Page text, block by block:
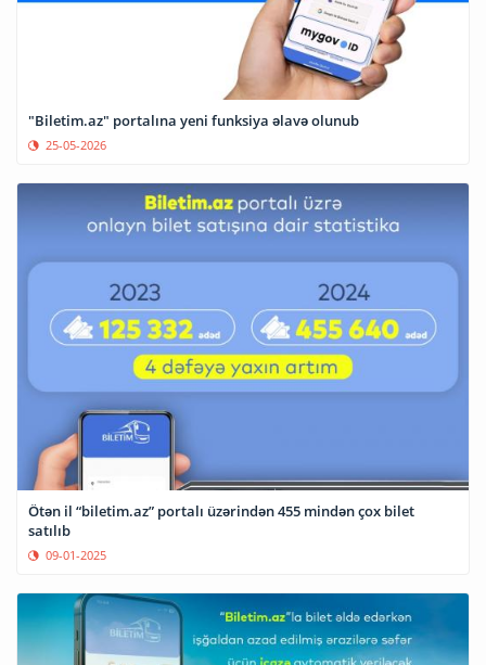
"Biletim.az" portalına yeni funksiya əlavə olunub
25-05-2026
Ötən il “biletim.az” portalı üzərindən 455 mindən çox bilet
satılıb
09-01-2025